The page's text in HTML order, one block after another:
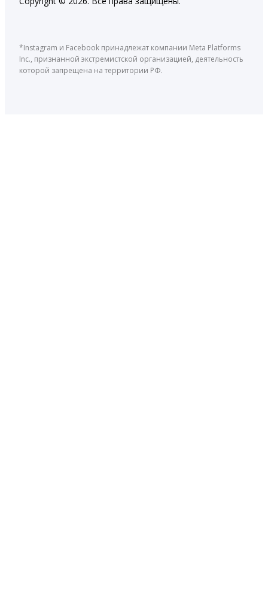
*Instagram и Facebook принадлежат компании Meta Platforms
Inc., признанной экстремистской организацией, деятельность
которой запрещена на территории РФ.